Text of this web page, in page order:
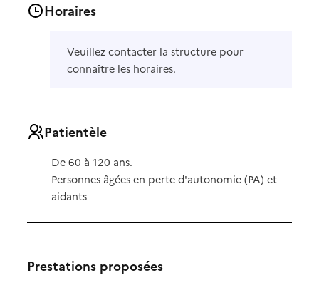
Horaires
Veuillez contacter la structure pour
connaître les horaires.
Patientèle
De 60 à 120 ans.
Personnes âgées en perte d'autonomie (PA) et
aidants
Prestations proposées